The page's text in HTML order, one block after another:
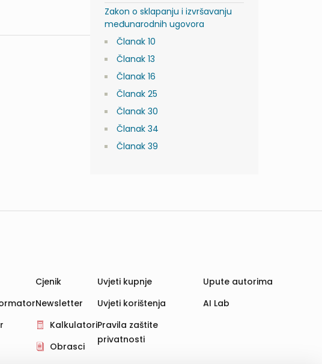
Zakon o sklapanju i izvršavanju
međunarodnih ugovora
Članak 10
Članak 13
Članak 16
Članak 25
Članak 30
Članak 34
Članak 39
Cjenik
Newsletter
Kalkulatori
Obrasci
Uvjeti kupnje
Uvjeti korištenja
Pravila zaštite
privatnosti
Upute autorima
AI Lab